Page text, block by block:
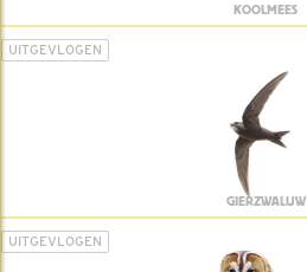
KOOLMEES
UITGEVLOGEN
GIERZWALUW
UITGEVLOGEN